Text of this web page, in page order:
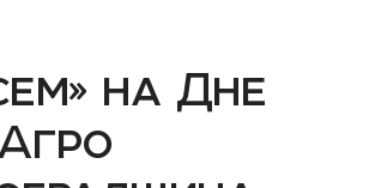
на Дне